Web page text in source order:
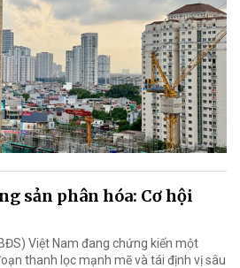
sản phân hóa: Cơ hội
Việt Nam đang chứng kiến một
thanh lọc mạnh mẽ và tái định vị sâu